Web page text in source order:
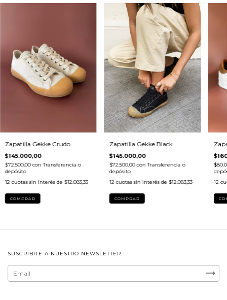
Zapatilla Gekke Crudo
$145.000,00
$72.500,00con Transferencia o
depósito
12 cuotas sin interés de $12.083,33
COMPRAR
Zapatilla Gekke Black
$145.000,00
$72.500,00con Transferencia o
depósito
12 cuotas sin interés de $12.083,33
COMPRAR
12
SUSCRIBITE A NUESTRO NEWSLETTER